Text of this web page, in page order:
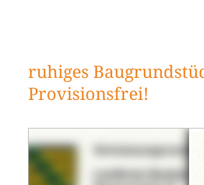
ruhiges
Provisionsfrei!